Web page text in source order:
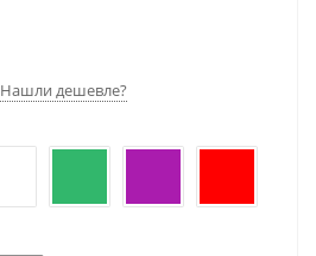
Нашли дешевле?